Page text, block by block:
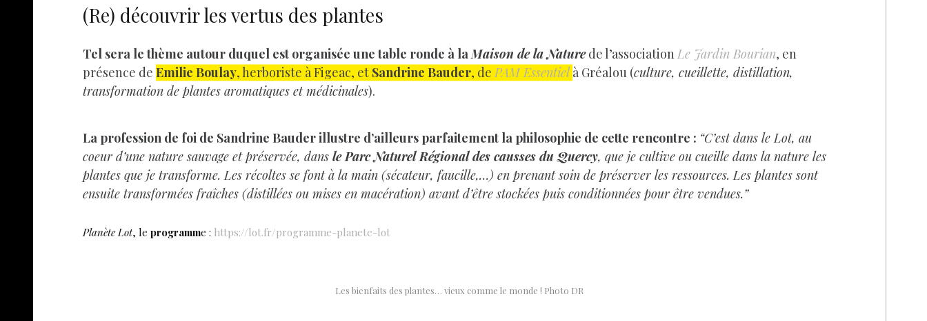
(Re) découvrir les vertus des plantes
Tel sera le thème autour duquel est organisée une table ronde à laMaison de la Naturede l’associationLe Jardin Bourian, en
présence de Emilie Boulay, herboriste à Figeac, et Sandrine Bauder, dePAM Essentiel à Gréalou (culture, cueillette, distillation,
transformation de plantes aromatiques et médicinales).
La profession de foi de Sandrine Bauder illustre d’ailleurs parfaitement la philosophie de cette rencontre : “C’est dans le Lot, au
coeur d’une nature sauvage et préservée, dans le Parc Naturel Régional des causses du Quercy, que je cultive ou cueille dans la nature les
plantes que je transforme. Les récoltes se font à la main (sécateur, faucille,…) en prenant soin de préserver les ressources. Les plantes sont
ensuite transformées fraîches (distillées ou mises en macération) avant d’être stockées puis conditionnées pour être vendues.”
Planète Lot, le programme : https://lot.fr/programme-planete-lot
Les bienfaits des plantes… vieux comme le monde ! Photo DR